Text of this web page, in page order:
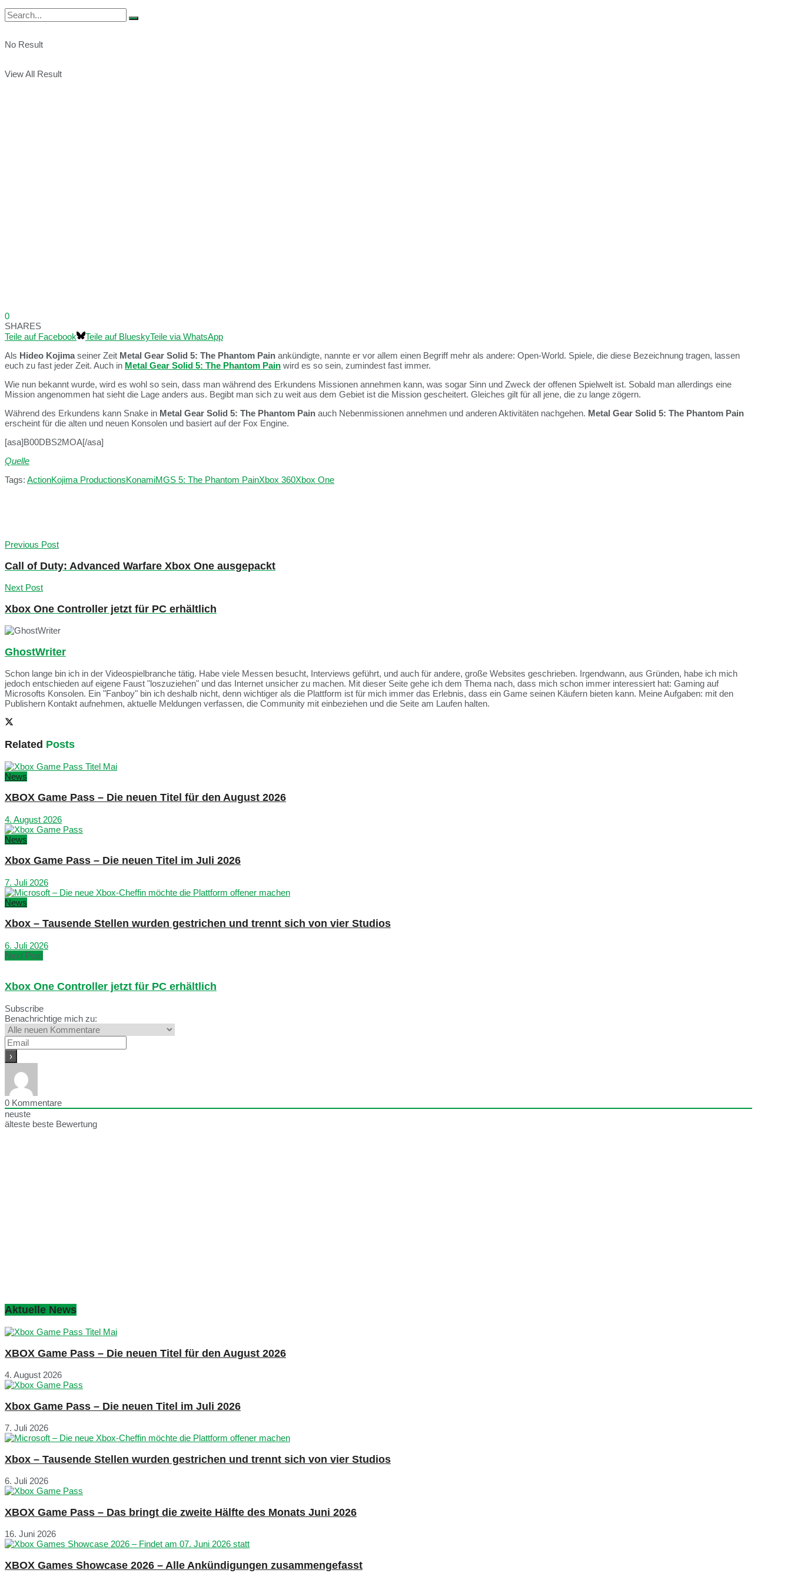
No Result
View All Result
0
SHARES
Teile auf Facebook
Teile auf BlueskyTeile via WhatsApp
Als Hideo Kojimaseiner Zeit Metal Gear Solid 5: The Phantom Pain ankündigte, nannte er vor allem einen Begriff mehr als andere: Open-World. Spiele, die diese Bezeichnung tragen, lassen
euch zu fast jeder Zeit. Auch in Metal Gear Solid 5: The Phantom Pain wird es so sein, zumindest fast immer.
Wie nun bekannt wurde, wird es wohl so sein, dass man während des Erkundens Missionen annehmen kann, was sogar Sinn und Zweck der offenen Spielwelt ist. Sobald man allerdings eine
Mission angenommen hat sieht die Lage anders aus. Begibt man sich zu weit aus dem Gebiet ist die Mission gescheitert. Gleiches gilt für all jene, die zu lange zögern.
Während des Erkundens kann Snake in Metal Gear Solid 5: The Phantom Pain auch Nebenmissionen annehmen und anderen Aktivitäten nachgehen. Metal Gear Solid 5: The Phantom Pain
erscheint für die alten und neuen Konsolen und basiert auf der Fox Engine.
[asa]B00DBS2MOA[/asa]
Quelle
Tags: ActionKojima ProductionsKonamiMGS 5: The Phantom PainXbox 360Xbox One
Previous Post
Call of Duty: Advanced Warfare Xbox One ausgepackt
Next Post
Xbox One Controller jetzt für PC erhältlich
GhostWriter
Schon lange bin ich in der Videospielbranche tätig. Habe viele Messen besucht, Interviews geführt, und auch für andere, große Websites geschrieben. Irgendwann, aus Gründen, habe ich mich
jedoch entschieden auf eigene Faust "loszuziehen" und das Internet unsicher zu machen. Mit dieser Seite gehe ich dem Thema nach, dass mich schon immer interessiert hat: Gaming auf
Microsofts Konsolen. Ein "Fanboy" bin ich deshalb nicht, denn wichtiger als die Plattform ist für mich immer das Erlebnis, dass ein Game seinen Käufern bieten kann. Meine Aufgaben: mit den
Publishern Kontakt aufnehmen, aktuelle Meldungen verfassen, die Community mit einbeziehen und die Seite am Laufen halten.
Related Posts
News
XBOX Game Pass – Die neuen Titel für den August 2026
4. August 2026
News
Xbox Game Pass – Die neuen Titel im Juli 2026
7. Juli 2026
News
Xbox – Tausende Stellen wurden gestrichen und trennt sich von vier Studios
6. Juli 2026
Next Post
Xbox One Controller jetzt für PC erhältlich
Subscribe
Benachrichtige mich zu:
0 Kommentare
neuste
älteste beste Bewertung
Aktuelle News
XBOX Game Pass – Die neuen Titel für den August 2026
4. August 2026
Xbox Game Pass – Die neuen Titel im Juli 2026
7. Juli 2026
Xbox – Tausende Stellen wurden gestrichen und trennt sich von vier Studios
6. Juli 2026
XBOX Game Pass – Das bringt die zweite Hälfte des Monats Juni 2026
16. Juni 2026
XBOX Games Showcase 2026 – Alle Ankündigungen zusammengefasst